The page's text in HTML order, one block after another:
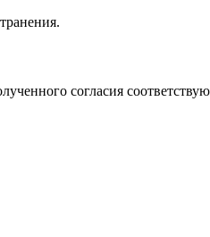
согласия